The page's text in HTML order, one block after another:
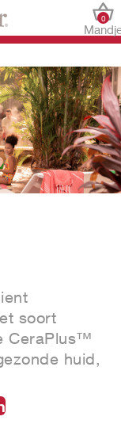
0
soort
CeraPlus™
huid,